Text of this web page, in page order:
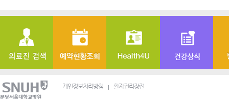
개인정보처리방침 환자권리장전